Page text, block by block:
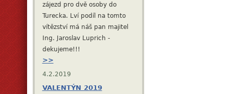
zájezd pro dvě osoby do
Turecka. Lví podíl na tomto
vítězství má náš pan majitel
Ing. Jaroslav Luprich -
dekujeme!!!
>>
4.2.2019
VALENTÝN 2019